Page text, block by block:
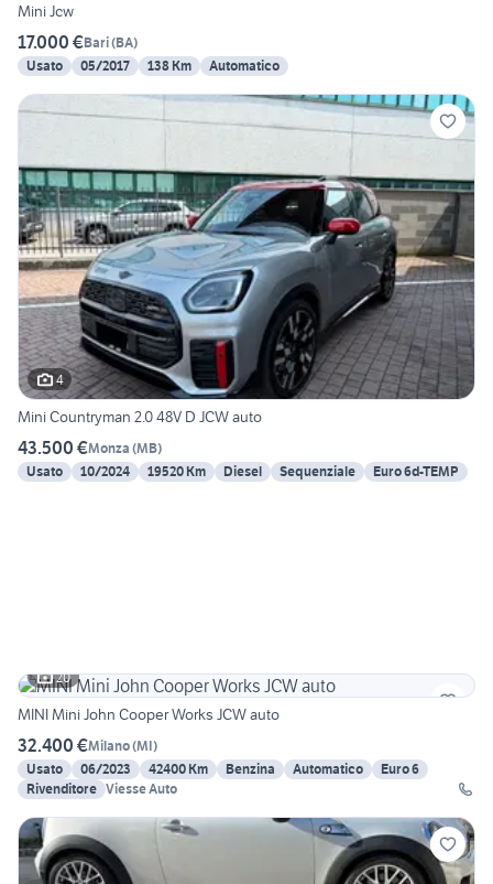
Mini Jcw
17.000 €Bari(BA)
Usato
05/2017 138 Km Automatico
4
Mini Countryman 2.0 48V D JCW auto
43.500 €Monza (MB)
Usato
10/2024 19520 Km Diesel Sequenziale Euro 6d-TEMP
20
MINI Mini John Cooper Works JCW auto
32.400 €Milano(MI)
Usato
06/2023 42400 Km Benzina Automatico
Euro 6
Rivenditore Viesse Auto